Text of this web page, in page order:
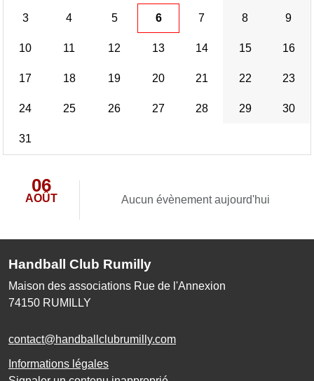
3 4 5 6 7 8 9
10 11 12 13 14 15 16
17 18 19 20 21 22 23
24 25 26 27 28 29 30
31
06
AOÛT Aucun évènement aujourd'hui
Handball Club Rumilly
Maison des associations Rue de l'Annexion
74150 RUMILLY
contact@handballclubrumilly.com
Informations légales